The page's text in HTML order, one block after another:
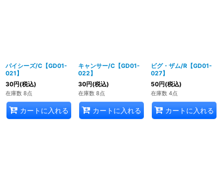
パイシーズ/C【GD01-
021】
30円(税込)
在庫数 8点
カートに入れる
キャンサー/C【GD01-
022】
30円(税込)
在庫数 8点
カートに入れる
ビグ・ザム/R【GD01-
027】
50円(税込)
在庫数 4点
カートに入れる